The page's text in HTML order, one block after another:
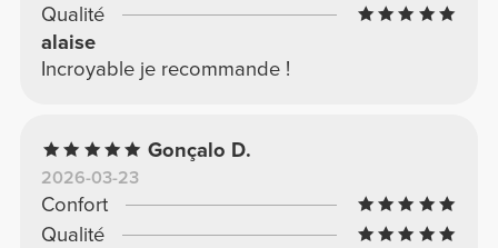
Qualité
alaise
Incroyable je recommande !
Gonçalo D.
2026-03-23
Confort
Qualité